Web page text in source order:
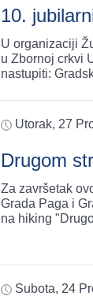
10.
U organizaciji
u Zbornoj crkvi
nastupiti:
Utorak, 27
Drugom
Za završetak
Grada Paga i
na hiking
Subota, 24